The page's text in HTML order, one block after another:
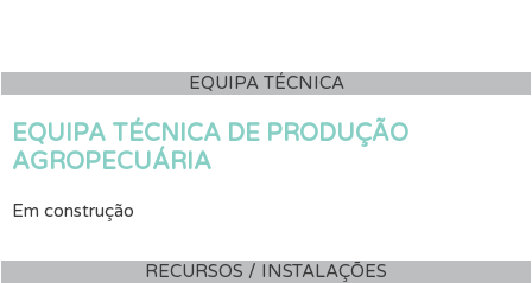
EQUIPA TÉCNICA
EQUIPA TÉCNICA DE PRODUÇÃO
AGROPECUÁRIA
Em construção
RECURSOS / INSTALAÇÕES